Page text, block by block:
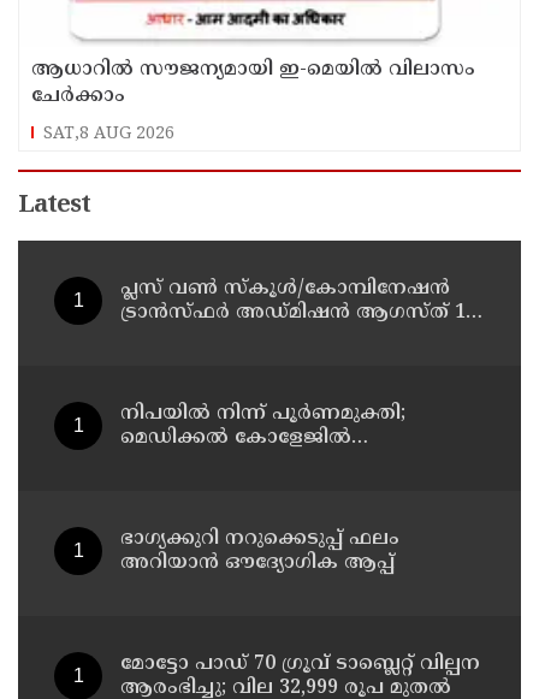
ആധാറിൽ സൗജന്യമായി ഇ-മെയിൽ വിലാസം
ചേർക്കാം
SAT,8 AUG 2026
Latest
പ്ലസ് വൺ സ്‌കൂൾ/കോമ്പിനേഷൻ
ട്രാൻസ്ഫർ അഡ്മിഷൻ ആഗസ്ത് 10,
നിപയിൽ നിന്ന് പൂർണമുക്തി;
മെഡിക്കൽ കോളേജിൽ
ഭാഗ്യക്കുറി നറുക്കെടുപ്പ് ഫലം
അറിയാൻ ഔദ്യോഗിക ആപ്പ്
മോട്ടോ പാഡ് 70 ഗ്രൂവ് ടാബ്ലെറ്റ് വില്പന
ആരംഭിച്ചു; വില 32,999 രൂപ മുതൽ